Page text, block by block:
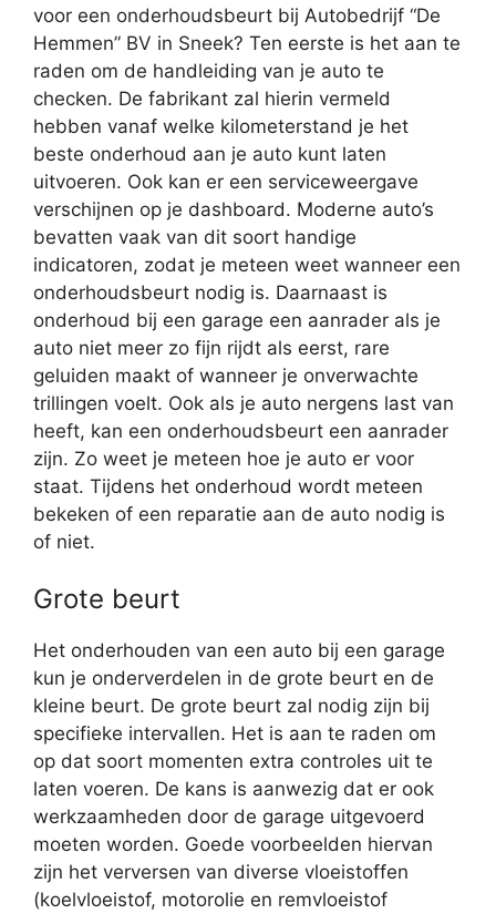
voor een onderhoudsbeurt bij Autobedrijf “De
Hemmen” BV in Sneek? Ten eerste is het aan te
raden om de handleiding van je auto te
checken. De fabrikant zal hierin vermeld
hebben vanaf welke kilometerstand je het
beste onderhoud aan je auto kunt laten
uitvoeren. Ook kan er een serviceweergave
verschijnen op je dashboard. Moderne auto’s
bevatten vaak van dit soort handige
indicatoren, zodat je meteen weet wanneer een
onderhoudsbeurt nodig is. Daarnaast is
onderhoud bij een garage een aanrader als je
auto niet meer zo fijn rijdt als eerst, rare
geluiden maakt of wanneer je onverwachte
trillingen voelt. Ook als je auto nergens last van
heeft, kan een onderhoudsbeurt een aanrader
zijn. Zo weet je meteen hoe je auto er voor
staat. Tijdens het onderhoud wordt meteen
bekeken of een reparatie aan de auto nodig is
of niet.
Grote beurt
Het onderhouden van een auto bij een garage
kun je onderverdelen in de grote beurt en de
kleine beurt. De grote beurt zal nodig zijn bij
specifieke intervallen. Het is aan te raden om
op dat soort momenten extra controles uit te
laten voeren. De kans is aanwezig dat er ook
werkzaamheden door de garage uitgevoerd
moeten worden. Goede voorbeelden hiervan
zijn het verversen van diverse vloeistoffen
(koelvloeistof, motorolie en remvloeistof